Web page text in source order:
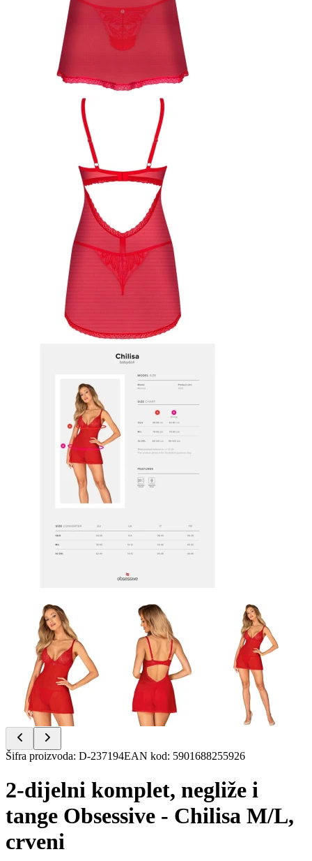
Item
of
7
Šifra proizvoda: D-237194EAN kod: 5901688255926
2-dijelni komplet, negliže i
tange Obsessive - Chilisa M/L,
crveni